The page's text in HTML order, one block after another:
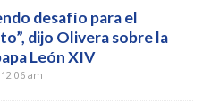
desafío para el
dijo Olivera sobre la
León XIV
am